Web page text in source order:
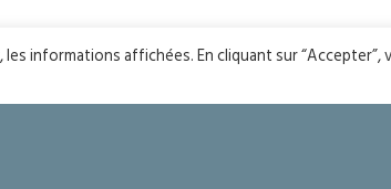
informations affichées. En cliquant sur “Accepter”,